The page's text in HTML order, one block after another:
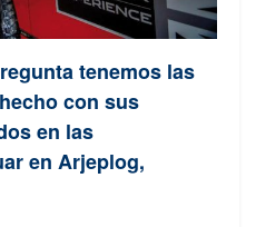
tenemos las
con sus
en las
en Arjeplog,